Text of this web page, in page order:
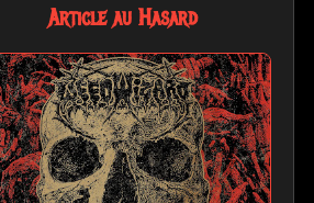
Article au Hasard